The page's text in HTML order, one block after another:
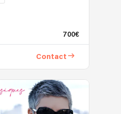
700€
Contact